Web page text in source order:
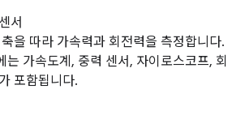
서
을 따라 가속력과 회전력을 측정합니다.
는 가속도계, 중력 센서, 자이로스코프, 회
포함됩니다.